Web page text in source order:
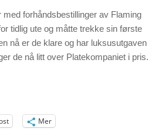
med forhåndsbestillinger av Flaming
tidlig ute og måtte trekke sin første
nå er de klare og har luksusutgaven
de nå litt over Platekompaniet i pris.
Mer